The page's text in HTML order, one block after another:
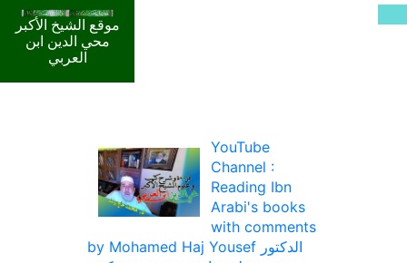
موقع الشيخ الأكبر
محي الدين ابن
العربي
YouTube
Channel :
Reading Ibn
Arabi's books
with comments
by Mohamed Haj Yousef الدكتور